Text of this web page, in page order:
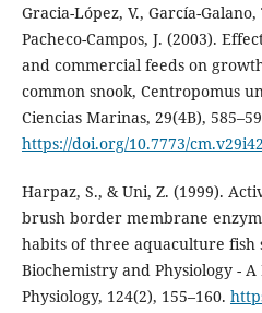
Gracia-López, V., García-
Pacheco-Campos, J. (2003).
and commercial feeds on
common snook, Centropomus
Ciencias Marinas, 29(4B),
https://doi.org/10.7773/
Harpaz, S., & Uni, Z. (1999).
brush border membrane
habits of three aquaculture fish
Biochemistry and Physiology -
Physiology, 124(2), 155–160.